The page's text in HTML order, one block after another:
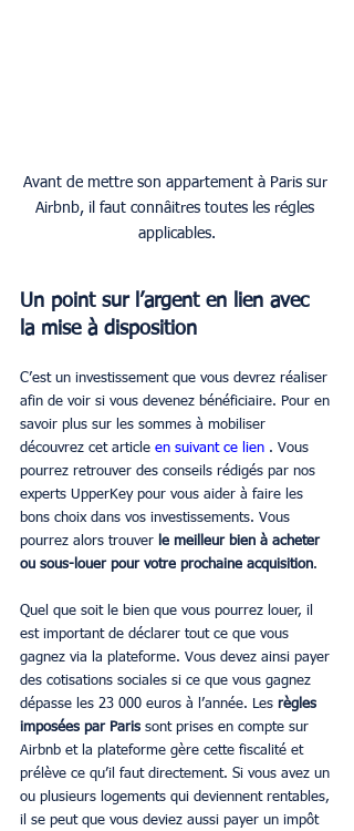
Avant de mettre son appartement à Paris sur
Airbnb, il faut connâitres toutes les régles
applicables.
Un point sur l’argent en lien avec
la mise à disposition
C’est un investissement que vous devrez réaliser
afin de voir si vous devenez bénéficiaire. Pour en
savoir plus sur les sommes à mobiliser
découvrez cet article en suivant ce lien . Vous
pourrez retrouver des conseils rédigés par nos
experts UpperKey pour vous aider à faire les
bons choix dans vos investissements. Vous
pourrez alors trouver le meilleur bien à acheter
ou sous-louer pour votre prochaine acquisition.
Quel que soit le bien que vous pourrez louer, il
est important de déclarer tout ce que vous
gagnez via la plateforme. Vous devez ainsi payer
des cotisations sociales si ce que vous gagnez
dépasse les 23 000 euros à l’année. Les règles
imposées par Paris sont prises en compte sur
Airbnb et la plateforme gère cette fiscalité et
prélève ce qu’il faut directement. Si vous avez un
ou plusieurs logements qui deviennent rentables,
il se peut que vous deviez aussi payer un impôt